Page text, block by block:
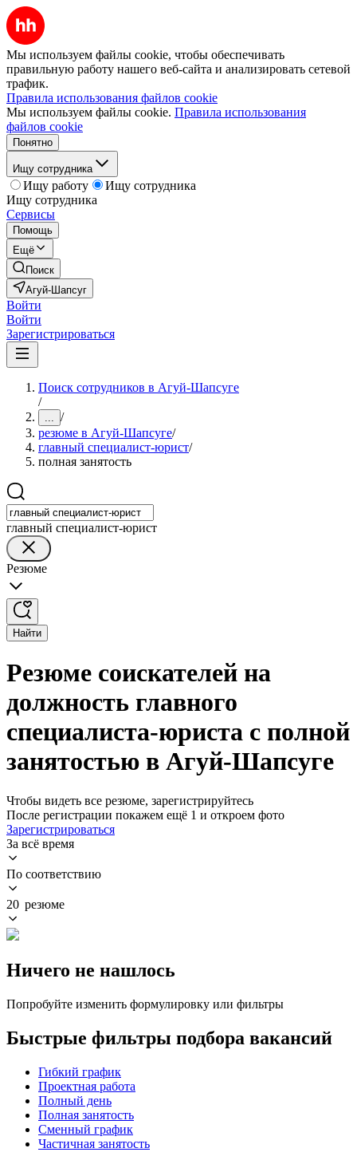
Мы используем файлы cookie, чтобы обеспечивать
правильную работу нашего веб-сайта и анализировать сетевой
трафик.
Правила использования файлов cookie
Мы используем файлы cookie. Правила использования
файлов cookie
Понятно
Ищу сотрудника
Ищу работу
Ищу сотрудника
Ищу сотрудника
Сервисы
Помощь
Ещё
Поиск
Агуй-Шапсуг
Войти
Войти
Зарегистрироваться
Поиск сотрудников в Агуй-Шапсуге
/
... /
резюме в Агуй-Шапсуге/
главный специалист-юрист/
полная занятость
главный специалист-юрист
Резюме
Найти
Резюме соискателей на
должность главного
специалиста-юриста с полной
занятостью в Агуй-Шапсуге
Чтобы видеть все резюме, зарегистрируйтесь
После регистрации покажем ещё 1 и откроем фото
Зарегистрироваться
За всё время
По соответствию
20 резюме
Ничего не нашлось
Попробуйте изменить формулировку или фильтры
Быстрые фильтры подбора вакансий
Гибкий график
Проектная работа
Полный день
Полная занятость
Сменный график
Частичная занятость